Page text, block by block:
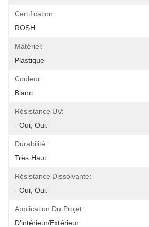
Certification:
ROSH
Matériel:
Plastique
Couleur:
Blanc
Résistance UV:
- Oui, Oui.
Durabilité:
Très Haut
Résistance Dissolvante:
- Oui, Oui.
Application Du Projet:
D'intérieur/extérieur